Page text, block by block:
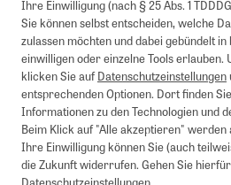
Ihre Einwilligung (nach § 25 Abs. 1
Sie können selbst entscheiden, welche
zulassen möchten und dabei gebündelt
einwilligen oder einzelne Tools erlauben.
klicken Sie aufDatenschutzeinstellungen
entsprechenden Optionen. Dort finden
Informationen zu den Technologien und
Beim Klick auf "Alle akzeptieren" werden
Ihre Einwilligung können Sie (auch
die Zukunft widerrufen. Gehen Sie
Briefsendungen sind vom kostenlosen
Weitere Informationen zu
Alle Preise inkl. gesetzl. MwSt.
Instagram